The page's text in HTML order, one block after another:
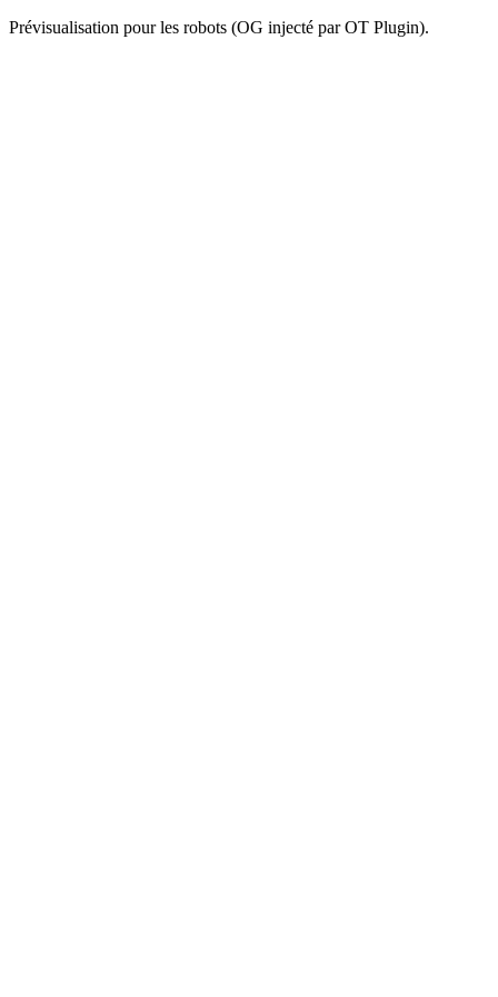
Prévisualisation pour les robots (OG injecté par OT Plugin).